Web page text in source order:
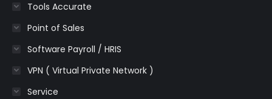
Tools Accurate
Point of Sales
Software Payroll / HRIS
VPN ( Virtual Private Network )
Service